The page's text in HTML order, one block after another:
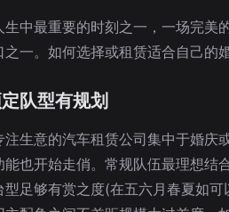
生中最重要的时刻之一，一场完美
之一。如何选择或租赁适合自己的
队型有规划
注生意的汽车租赁公司集中于婚庆
能也开始走俏。常规队伍最理想结
型足够有赏之度(在五六月春夏如